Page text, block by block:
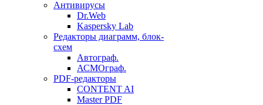
Антивирусы
Dr.Web
Kaspersky Lab
Редакторы диаграмм, блок-
схем
Автограф.
АСМОграф.
PDF-редакторы
CONTENT AI
Master PDF